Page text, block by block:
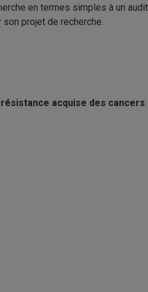
en termes simples à un
projet de recherche.
acquise des